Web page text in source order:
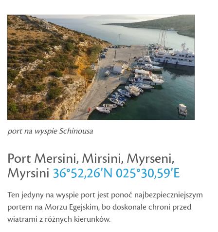
port na wyspie Schinousa
Port Mersini, Mirsini, Myrseni,
Myrsini 36°52,26’N 025°30,59’E
Ten jedyny na wyspie port jest ponoć najbezpieczniejszym
portem na Morzu Egejskim, bo doskonale chroni przed
wiatrami z różnych kierunków.